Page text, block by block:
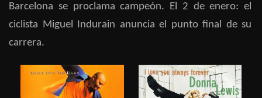
Barcelona se proclama campeón. El 2 de enero: el
ciclista Miguel Indurain anuncia el punto final de su
carrera.